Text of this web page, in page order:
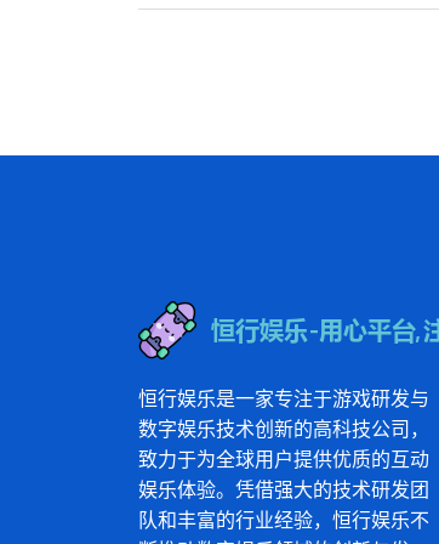
恒行娱乐是一家专注于游戏研发与
数字娱乐技术创新的高科技公司，
致力于为全球用户提供优质的互动
娱乐体验。凭借强大的技术研发团
队和丰富的行业经验，恒行娱乐不